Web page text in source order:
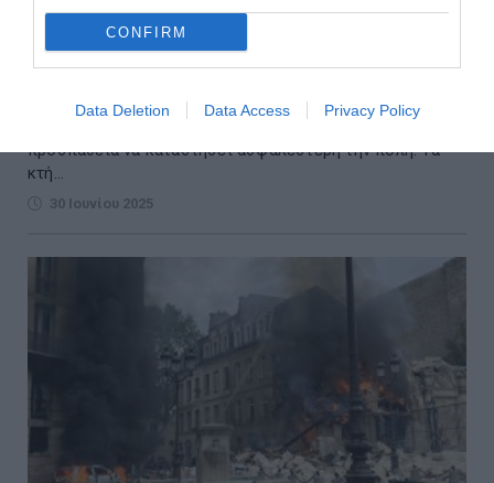
CONFIRM
Data Deletion Data Access Privacy Policy
Δήμος Αθηναίων: Ξεκίνησε η κατεδάφιση 70
ετοιμόρροπων κτηρίων σε 21 περιοχές
Την κατεδάφιση επικίνδυνων κτισμάτων σε 21 περιοχές
προσπάθεια να καταστήσει ασφαλέστερη την πόλη. Τα
κτή...
30 Ιουνίου 2025